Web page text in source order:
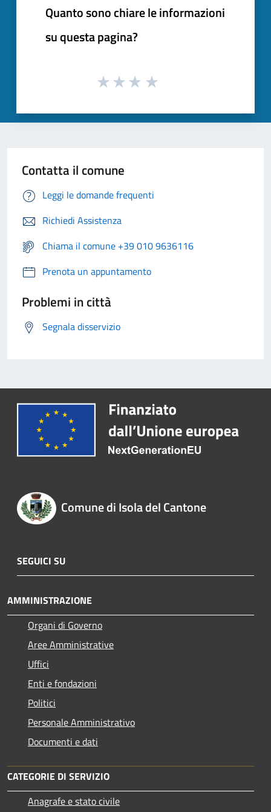
Quanto sono chiare le informazioni
su questa pagina?
Contatta il comune
Leggi le domande frequenti
Richiedi Assistenza
Chiama il comune +39 010 9636116
Prenota un appuntamento
Problemi in città
Segnala disservizio
Comune di Isola del Cantone
SEGUICI SU
AMMINISTRAZIONE
Organi di Governo
Aree Amministrative
Uffici
Enti e fondazioni
Politici
Personale Amministrativo
Documenti e dati
CATEGORIE DI SERVIZIO
Anagrafe e stato civile